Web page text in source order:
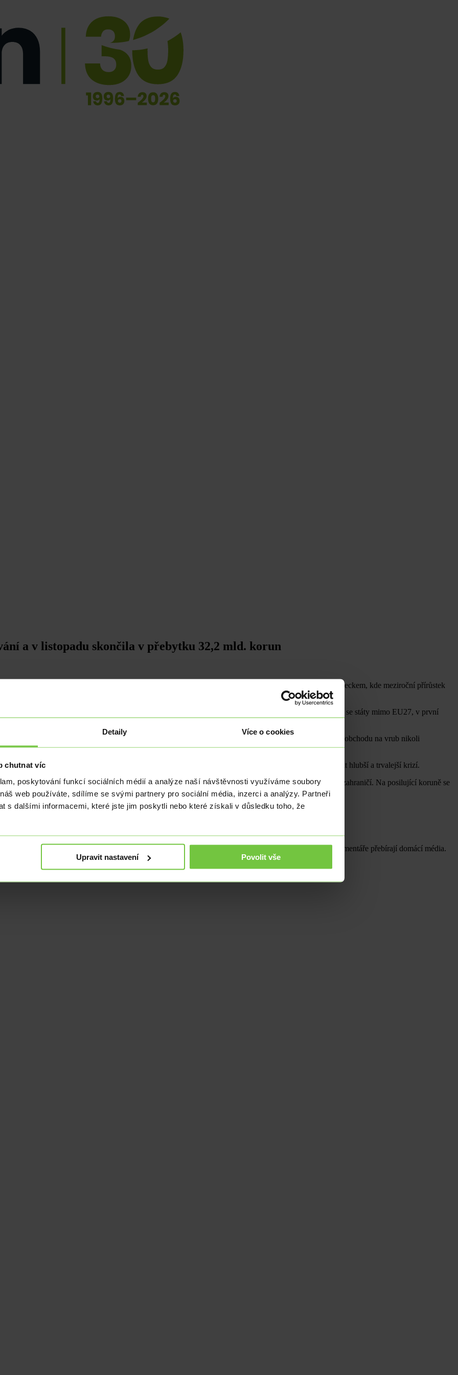
Detaily Více o cookies
chutnat víc
poskytování funkcí sociálních médií a analýze naší návštěvnosti využíváme soubory
web používáte, sdílíme se svými partnery pro sociální média, inzerci a analýzy. Partneři
s dalšími informacemi, které jste jim poskytli nebo které získali v důsledku toho, že
Upravit nastavení Povolit vše
a v listopadu skončila v přebytku 32,2 mld. korun
což bylo o celých 20 mld. koruna výše, než v listopadu roku 2019. Nejvíce se dařilo v obchodě s Německem, kde meziroční přírůstek
dostal na 3,7 mld. korun.
obchodu meziročně o 25,3 mld. korun. Na druhé straně se však prohloubil také schodek obchodu se státy mimo EU27, v první
a ekonomickou krizí, kterou jsme zažívali před 10 lety. Zatímco tehdy šly vysoké přebytky zahraničního obchodu na vrub nikoli
i dovoz rostou, import jen roste pomaleji, stále však v listopadu vykázal slušné tempo.
problém. Export klesl o 6,2 % a import o 7,1 %. Pokud by situace trvala déle, může to se projevit hlubší a trvalejší krizí.
navíc můžeme dočkat útoku na hranici 26 korun za euro. Silná domácí měna ztěžuje pozici vývozců v zahraničí. Na posilující koruně se
od roku 2008. Jeho doménou jsou analýzy makroekonomických údajů, mezinárodní politika a jeho komentáře přebírají domácí média.